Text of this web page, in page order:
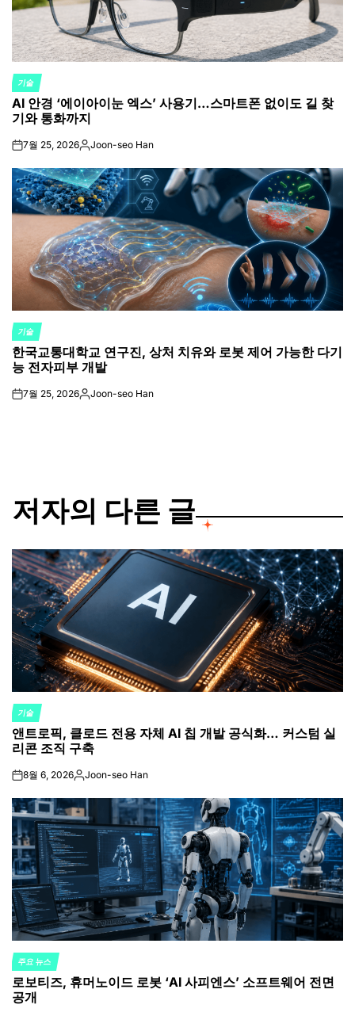
POSTED
IN
기술
AI 안경 ‘에이아이눈 엑스’ 사용기…스마트폰 없이도 길 찾
기와 통화까지
on7월 25, 2026Posted
Joon-seo Han
POSTED
IN
기술
한국교통대학교 연구진, 상처 치유와 로봇 제어 가능한 다기
능 전자피부 개발
on7월 25, 2026Posted
Joon-seo Han
저자의 다른 글
POSTED
IN
기술
앤트로픽, 클로드 전용 자체 AI 칩 개발 공식화… 커스텀 실
리콘 조직 구축
on8월 6, 2026Posted
Joon-seo Han
POSTED
IN
주요 뉴스
로보티즈, 휴머노이드 로봇 ‘AI 사피엔스’ 소프트웨어 전면
공개